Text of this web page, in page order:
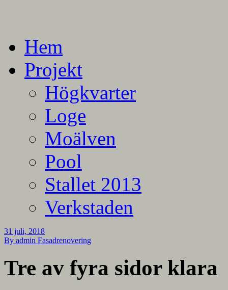
Hem
Projekt
Högkvarter
Loge
Moälven
Pool
Stallet 2013
Verkstaden
31 juli, 2018
By admin Fasadrenovering
Tre av fyra sidor klara